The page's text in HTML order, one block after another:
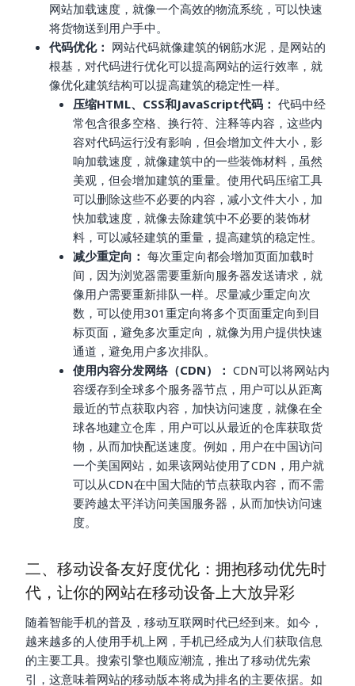
网站加载速度，就像一个高效的物流系统，可以快速
将货物送到用户手中。
代码优化： 网站代码就像建筑的钢筋水泥，是网站的
根基，对代码进行优化可以提高网站的运行效率，就
像优化建筑结构可以提高建筑的稳定性一样。
压缩HTML、CSS和JavaScript代码： 代码中经
常包含很多空格、换行符、注释等内容，这些内
容对代码运行没有影响，但会增加文件大小，影
响加载速度，就像建筑中的一些装饰材料，虽然
美观，但会增加建筑的重量。使用代码压缩工具
可以删除这些不必要的内容，减小文件大小，加
快加载速度，就像去除建筑中不必要的装饰材
料，可以减轻建筑的重量，提高建筑的稳定性。
减少重定向： 每次重定向都会增加页面加载时
间，因为浏览器需要重新向服务器发送请求，就
像用户需要重新排队一样。尽量减少重定向次
数，可以使用301重定向将多个页面重定向到目
标页面，避免多次重定向，就像为用户提供快速
通道，避免用户多次排队。
使用内容分发网络（CDN）： CDN可以将网站内
容缓存到全球多个服务器节点，用户可以从距离
最近的节点获取内容，加快访问速度，就像在全
球各地建立仓库，用户可以从最近的仓库获取货
物，从而加快配送速度。例如，用户在中国访问
一个美国网站，如果该网站使用了CDN，用户就
可以从CDN在中国大陆的节点获取内容，而不需
要跨越太平洋访问美国服务器，从而加快访问速
度。
二、移动设备友好度优化：拥抱移动优先时
代，让你的网站在移动设备上大放异彩
随着智能手机的普及，移动互联网时代已经到来。如今，
越来越多的人使用手机上网，手机已经成为人们获取信息
的主要工具。搜索引擎也顺应潮流，推出了移动优先索
引，这意味着网站的移动版本将成为排名的主要依据。如